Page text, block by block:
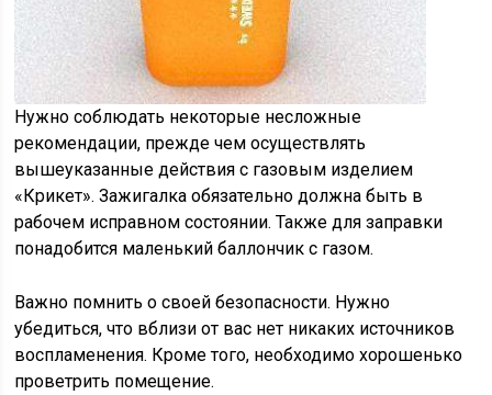
Нужно соблюдать некоторые несложные
рекомендации, прежде чем осуществлять
вышеуказанные действия с газовым изделием
«Крикет». Зажигалка обязательно должна быть в
рабочем исправном состоянии. Также для заправки
понадобится маленький баллончик с газом.
Важно помнить о своей безопасности. Нужно
убедиться, что вблизи от вас нет никаких источников
воспламенения. Кроме того, необходимо хорошенько
проветрить помещение.